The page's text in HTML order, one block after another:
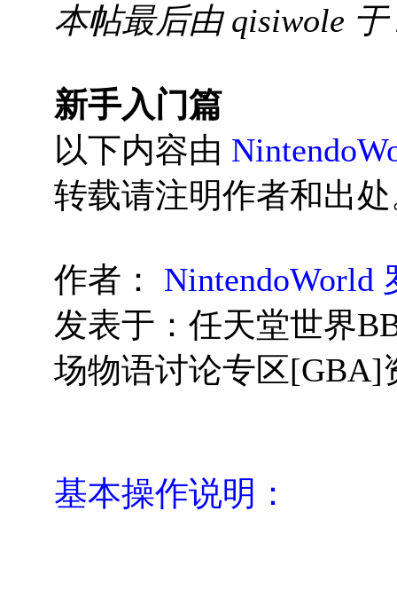
本帖最后由 qisiwole 于
新手入门篇
以下内容由
转载请注明作者和出
作者： NintendoWorld
发表于：任天堂世界
场物语讨论专区[GBA]
基本操作说明：